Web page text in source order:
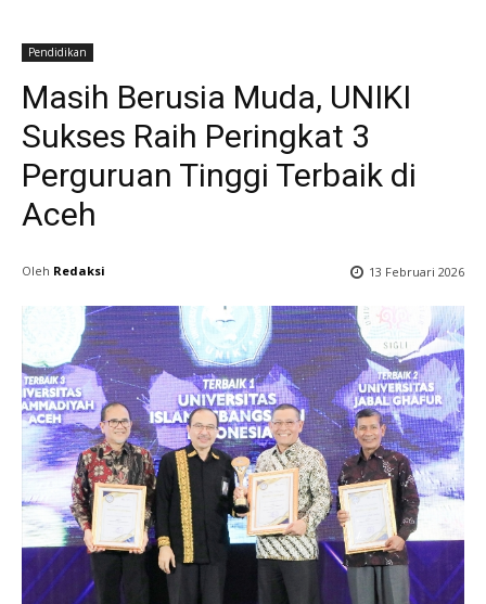
Pendidikan
Masih Berusia Muda, UNIKI
Sukses Raih Peringkat 3
Perguruan Tinggi Terbaik di
Aceh
Oleh Redaksi 13 Februari 2026